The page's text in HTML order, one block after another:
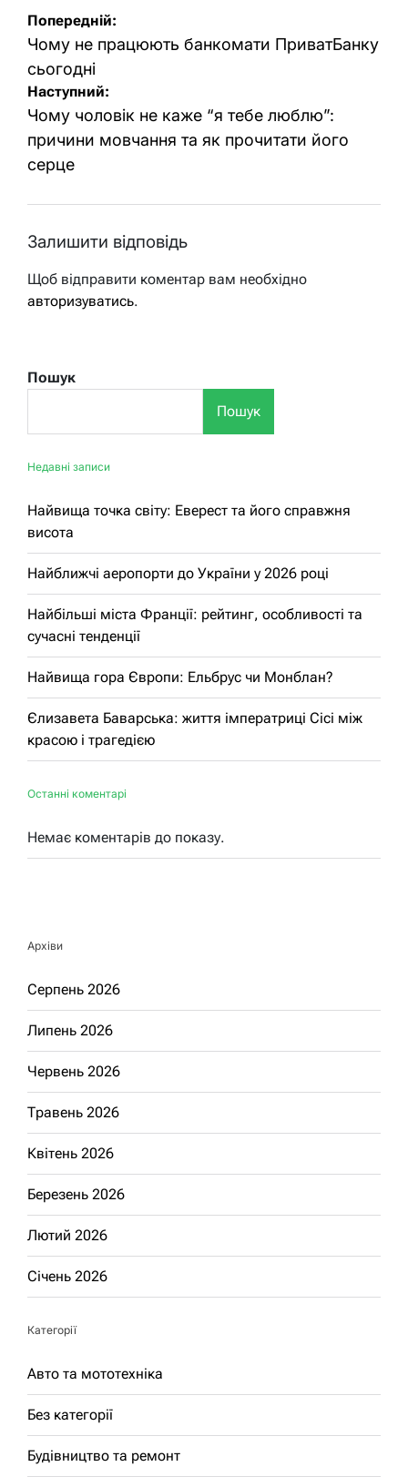
Навігація
записів
Попередній:
Чому не працюють банкомати ПриватБанку
сьогодні
Наступний:
Чому чоловік не каже “я тебе люблю”:
причини мовчання та як прочитати його
серце
Залишити відповідь
Щоб відправити коментар вам необхідно
авторизуватись.
Пошук
Пошук
Недавні записи
Найвища точка світу: Еверест та його справжня
висота
Найближчі аеропорти до України у 2026 році
Найбільші міста Франції: рейтинг, особливості та
сучасні тенденції
Найвища гора Європи: Ельбрус чи Монблан?
Єлизавета Баварська: життя імператриці Сісі між
красою і трагедією
Останні коментарі
Немає коментарів до показу.
Архіви
Серпень 2026
Липень 2026
Червень 2026
Травень 2026
Квітень 2026
Березень 2026
Лютий 2026
Січень 2026
Категорії
Авто та мототехніка
Без категорії
Будівництво та ремонт